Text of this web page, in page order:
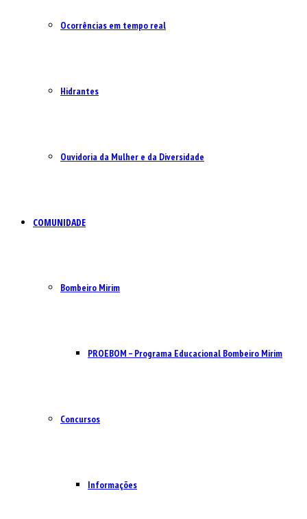
Ocorrências em tempo real
Hidrantes
Ouvidoria da Mulher e da Diversidade
COMUNIDADE
Bombeiro Mirim
PROEBOM – Programa Educacional Bombeiro Mirim
Concursos
Informações